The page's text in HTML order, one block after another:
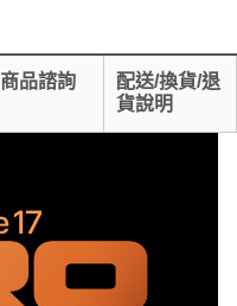
商品諮詢
配送/換貨/退
貨說明